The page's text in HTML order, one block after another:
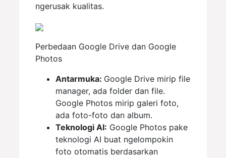
ngerusak kualitas.
Perbedaan Google Drive dan Google
Photos
Antarmuka: Google Drive mirip file
manager, ada folder dan file.
Google Photos mirip galeri foto,
ada foto-foto dan album.
Teknologi AI: Google Photos pake
teknologi AI buat ngelompokin
foto otomatis berdasarkan